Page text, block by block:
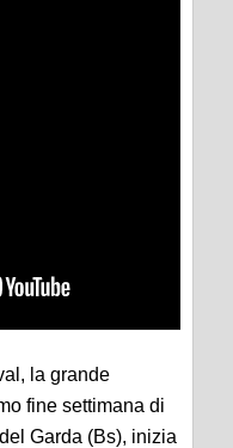
la grande
fine settimana di
Garda (Bs), inizia